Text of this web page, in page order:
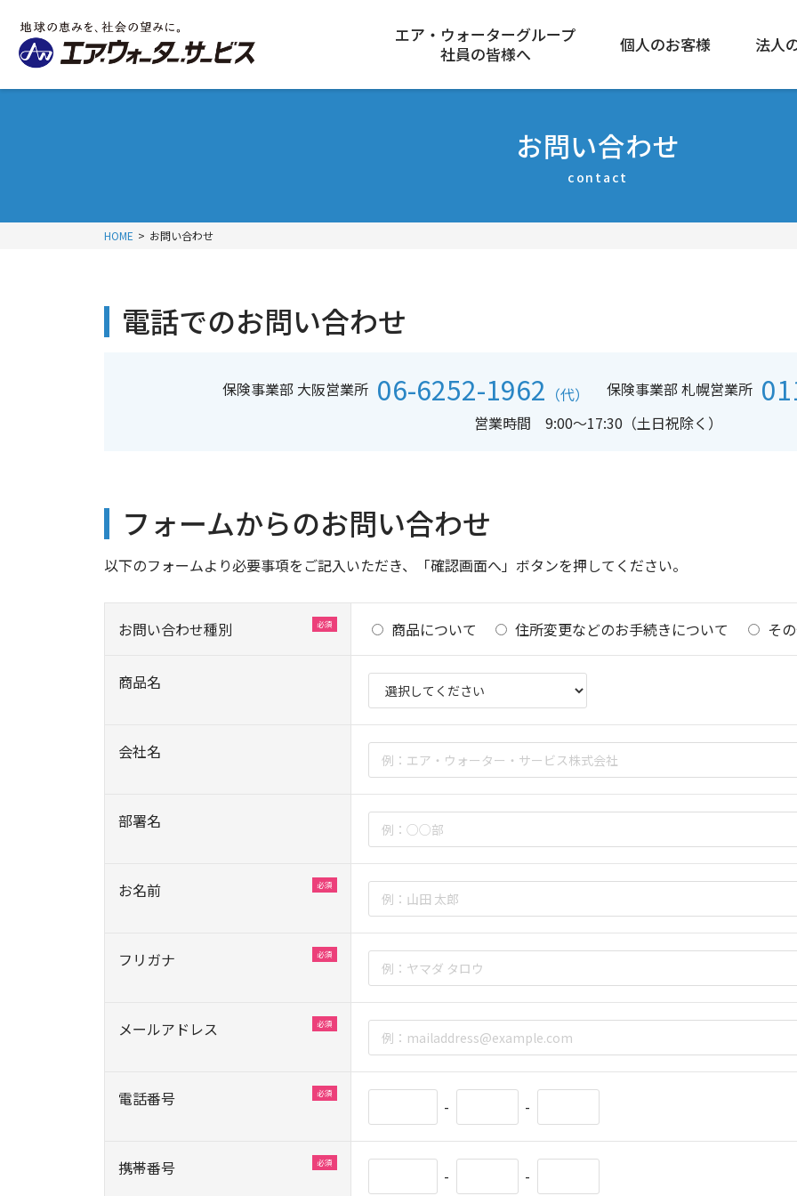
エア・ウォーターグループ
社員の皆様へ
個人のお客様 法人
お問い合わせ
contact
HOME お問い合わせ
電話でのお問い合わせ
保険事業部 大阪営業所 06-6252-1962 （代） 保険事業部 札幌営業所
営業時間 9:00～17:30（土日祝除く）
フォームからのお問い合わせ
以下のフォームより必要事項をご記入いただき、「確認画面へ」ボタンを押してください。
お問い合わせ種別 商品について 住所変更などのお手続きについて そ
商品名
会社名
部署名
お名前
フリガナ
メールアドレス
電話番号 - -
携帯番号 - -